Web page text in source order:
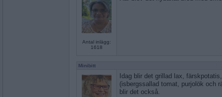
Antal inlägg:
1618
Minibitt
Idag blir det grillad lax,
(isbergssallad tomat, purjolök och
blir det också.